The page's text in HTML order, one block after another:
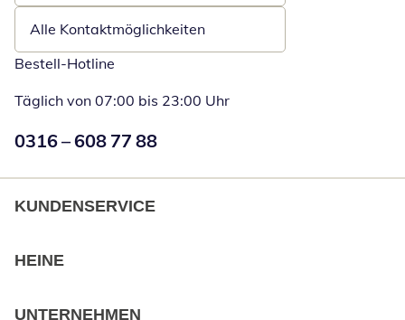
Alle Kontaktmöglichkeiten
Bestell-Hotline
Täglich von 07:00 bis 23:00 Uhr
Numéro de téléphone:
0316 – 608 77 88
KUNDENSERVICE
HEINE
UNTERNEHMEN